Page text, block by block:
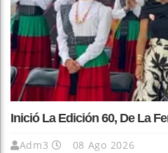
Inició La Edición 60, De La
Adm3 08 Ago 2026